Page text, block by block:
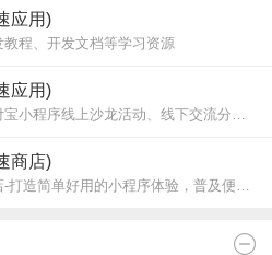
应用)
程、开发文档等学习资源
应用)
专注于微信小程序、支付宝小程序线上沙龙活动、线下交流分享会议与小程序开发设计大赛
商店)
【即速商店】小程序商店-打造简单好用的小程序体验，普及便捷的小程序生活方式_2019